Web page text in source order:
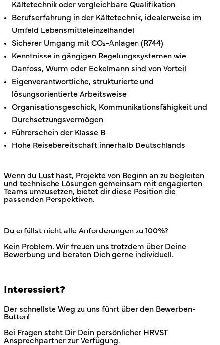
Kältetechnik oder vergleichbare Qualifikation
Berufserfahrung in der Kältetechnik, idealerweise im
Umfeld Lebensmitteleinzelhandel
Sicherer Umgang mit CO₂-Anlagen (R744)
Kenntnisse in gängigen Regelungssystemen wie
Danfoss, Wurm oder Eckelmann sind von Vorteil
Eigenverantwortliche, strukturierte und
lösungsorientierte Arbeitsweise
Organisationsgeschick, Kommunikationsfähigkeit und
Durchsetzungsvermögen
Führerschein der Klasse B
Hohe Reisebereitschaft innerhalb Deutschlands
Wenn du Lust hast, Projekte von Beginn an zu begleiten
und technische Lösungen gemeinsam mit engagierten
Teams umzusetzen, bietet dir diese Position die
passenden Perspektiven.
Du erfüllst nicht alle Anforderungen zu 100%?
Kein Problem. Wir freuen uns trotzdem über Deine
Bewerbung und beraten Dich gerne individuell.
Interessiert?
Der schnellste Weg zu uns führt über den Bewerben-
Button!
Bei Fragen steht Dir Dein persönlicher HRVST
Ansprechpartner zur Verfügung.